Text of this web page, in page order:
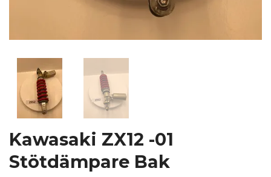
Kawasaki ZX12 -01
Stötdämpare Bak